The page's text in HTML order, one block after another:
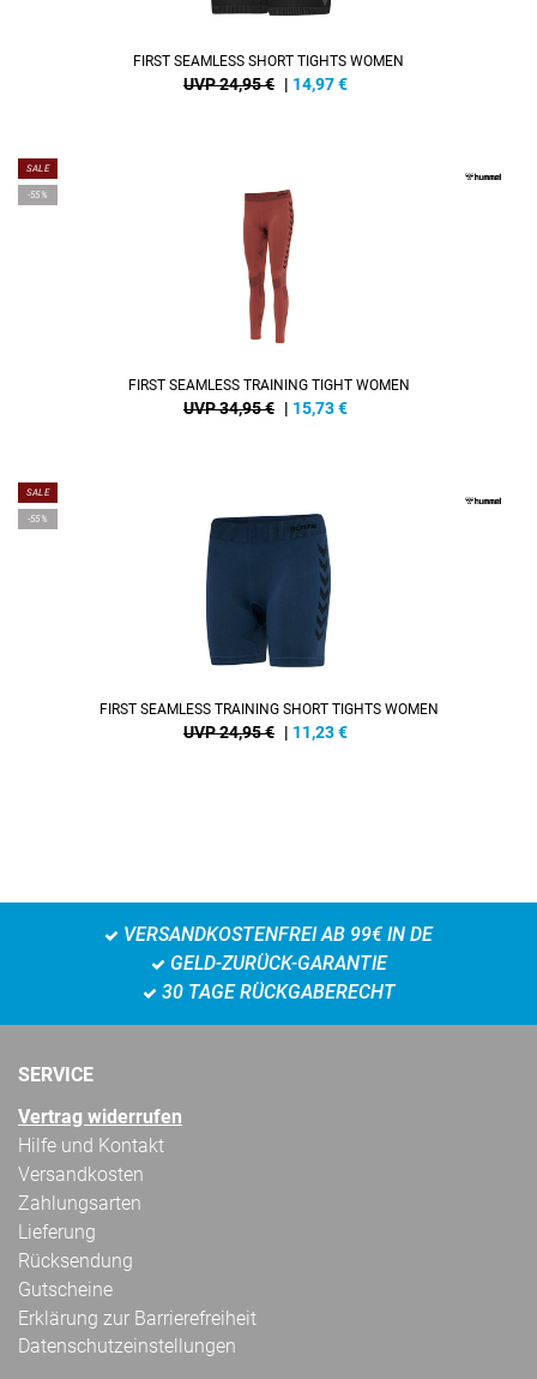
FIRST SEAMLESS SHORT TIGHTS WOMEN
UVP 24,95 € | 14,97€
SALE
-55%
FIRST SEAMLESS TRAINING TIGHT WOMEN
UVP 34,95 € | 15,73€
SALE
-55%
FIRST SEAMLESS TRAINING SHORT TIGHTS WOMEN
UVP 24,95 € | 11,23€
VERSANDKOSTENFREI AB 99€ IN DE
GELD-ZURÜCK-GARANTIE
30 TAGE RÜCKGABERECHT
SERVICE
Vertrag widerrufen
Hilfe und Kontakt
Versandkosten
Zahlungsarten
Lieferung
Rücksendung
Gutscheine
Erklärung zur Barrierefreiheit
Datenschutzeinstellungen